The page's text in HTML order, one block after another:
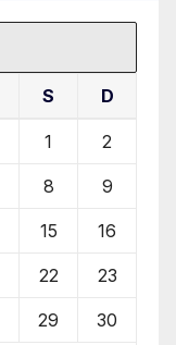
S D
1 2
8 9
15 16
22 23
29 30